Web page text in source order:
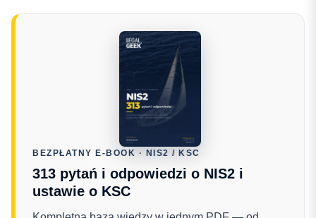
BEZPŁATNY E-BOOK · NIS2 / KSC
313 pytań i odpowiedzi o NIS2 i
ustawie o KSC